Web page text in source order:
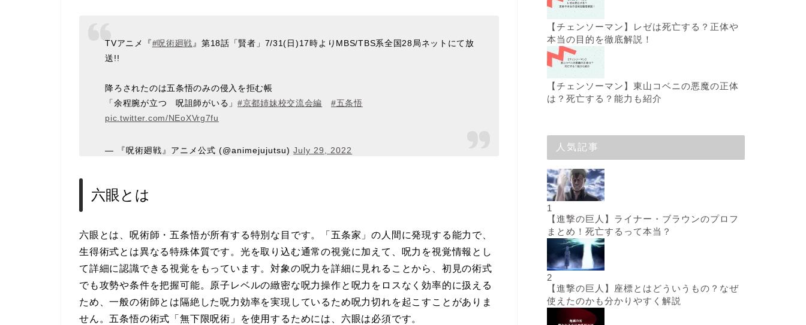
TVアニメ『#呪術廻戦 』第18話「賢者」7/31(日)17時よりMBS/TBS系全国28局ネットにて放
送!!
降ろされたのは五条悟のみの侵入を拒む帳
「余程腕が立つ 呪詛師がいる」 #京都姉妹校交流会編
#五条悟
pic.twitter.com/NEoXVrg7fu
— 『呪術廻戦』アニメ公式 (@animejujutsu)July 29, 2022
六眼とは
六眼とは、呪術師・五条悟が所有する特別な目です。「五条家」の人間に発現する能力で、
生得術式とは異なる特殊体質です。光を取り込む通常の視覚に加えて、呪力を視覚情報とし
て詳細に認識できる視覚をもっています。対象の呪力を詳細に見れることから、初見の術式
でも攻勢や条件を把握可能。原子レベルの緻密な呪力操作と呪力をロスなく効率的に扱える
ため、一般の術師とは隔絶した呪力効率を実現しているため呪力切れを起こすことがありま
せん。五条悟の術式「無下限呪術」を使用するためには、六眼は必須です。
【チェンソーマン】レゼは死亡する？正体や
本当の目的を徹底解説！
【チェンソーマン】東山コベニの悪魔の正体
は？死亡する？能力も紹介
人気記事
1
【進撃の巨人】ライナー・ブラウンのプロフ
まとめ！死亡するって本当？
2
【進撃の巨人】座標とはどういうもの？なぜ
使えたのかも分かりやすく解説